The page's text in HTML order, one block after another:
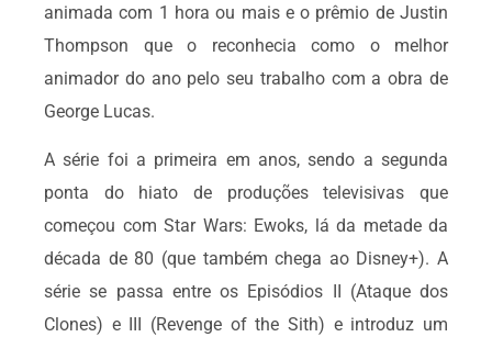
animada com 1 hora ou mais e o prêmio de Justin
Thompson que o reconhecia como o melhor
animador do ano pelo seu trabalho com a obra de
George Lucas.
A série foi a primeira em anos, sendo a segunda
ponta do hiato de produções televisivas que
começou com Star Wars: Ewoks, lá da metade da
década de 80 (que também chega ao Disney+). A
série se passa entre os Episódios II (Ataque dos
Clones) e III (Revenge of the Sith) e introduz um